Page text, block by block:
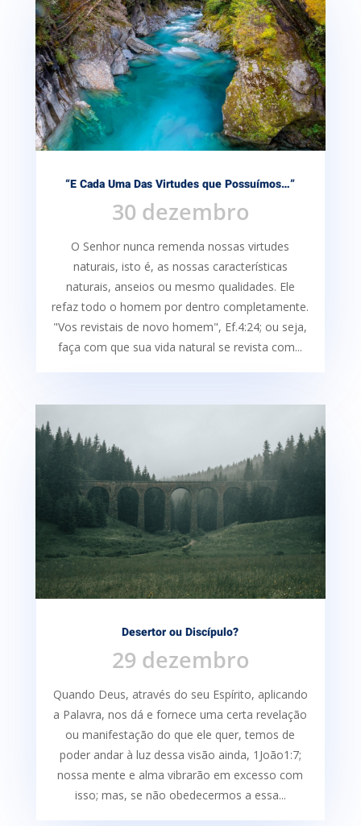
“E Cada Uma Das Virtudes que Possuímos…”
30 dezembro
O Senhor nunca remenda nossas virtudes
naturais, isto é, as nossas características
naturais, anseios ou mesmo qualidades. Ele
refaz todo o homem por dentro completamente.
"Vos revistais de novo homem", Ef.4:24; ou seja,
faça com que sua vida natural se revista com...
Desertor ou Discípulo?
29 dezembro
Quando Deus, através do seu Espírito, aplicando
a Palavra, nos dá e fornece uma certa re­velação
ou manifestação do que ele quer, temos de
poder andar à luz dessa visão ainda, 1João1:7;
nossa mente e alma vibrarão em excesso com
isso; mas, se não obedecermos a essa...